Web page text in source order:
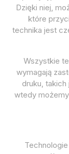
Dzięki niej,
które
technika jest
Wszystkie
wymagają
druku, takich
wtedy